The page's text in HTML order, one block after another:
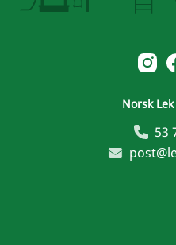
Norsk
Norsk
53